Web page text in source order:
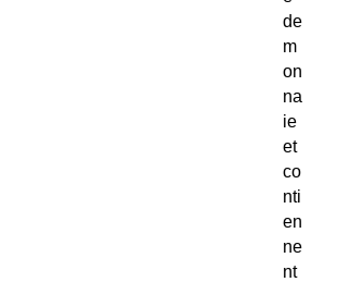
de
m
on
na
ie
et
co
nti
en
ne
nt